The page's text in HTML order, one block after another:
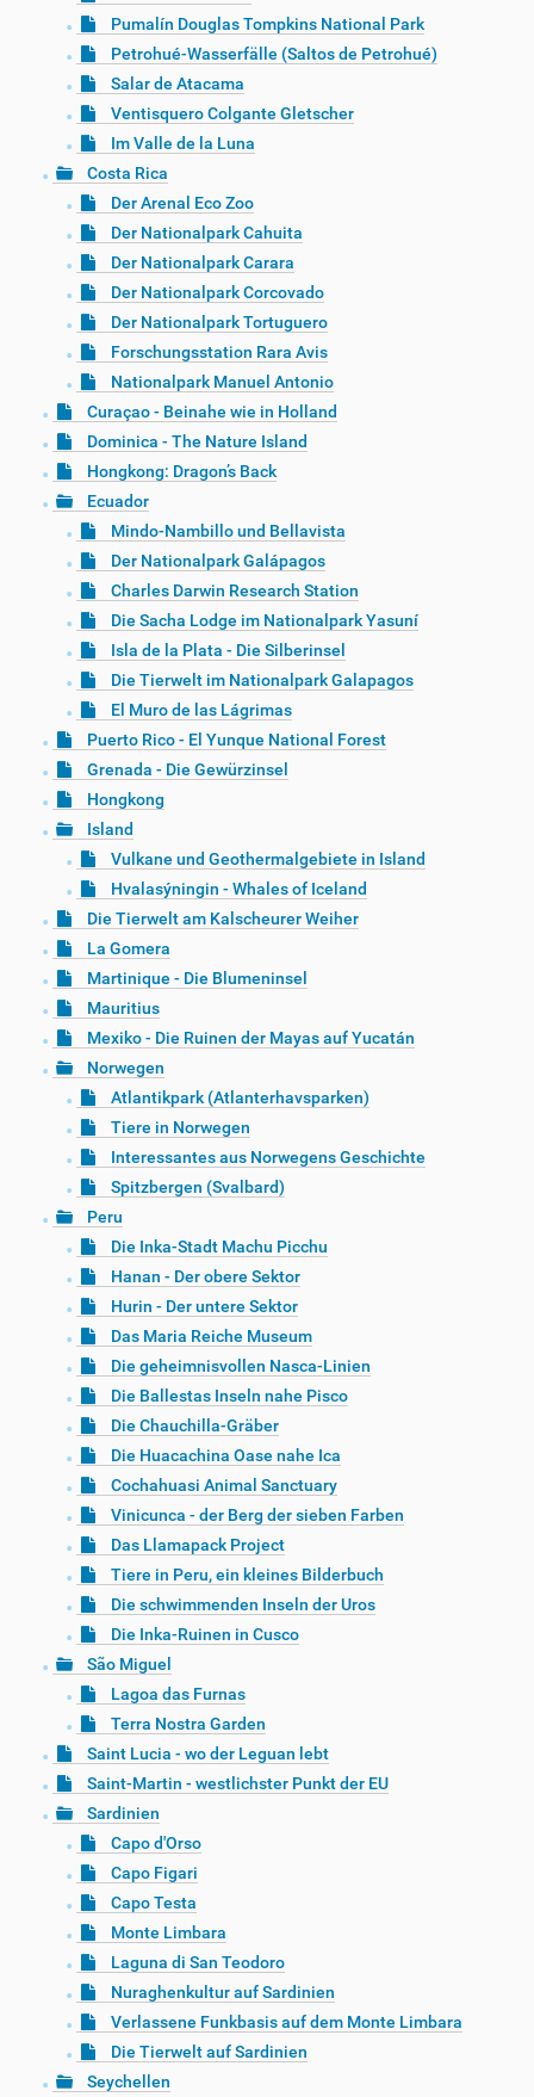
Pumalín Douglas Tompkins National Park
Petrohué-Wasserfälle (Saltos de Petrohué)
Salar de Atacama
Ventisquero Colgante Gletscher
Im Valle de la Luna
Costa Rica
Der Arenal Eco Zoo
Der Nationalpark Cahuita
Der Nationalpark Carara
Der Nationalpark Corcovado
Der Nationalpark Tortuguero
Forschungsstation Rara Avis
Nationalpark Manuel Antonio
Curaçao - Beinahe wie in Holland
Dominica - The Nature Island
Hongkong: Dragon’s Back
Ecuador
Mindo-Nambillo und Bellavista
Der Nationalpark Galápagos
Charles Darwin Research Station
Die Sacha Lodge im Nationalpark Yasuní
Isla de la Plata - Die Silberinsel
Die Tierwelt im Nationalpark Galapagos
El Muro de las Lágrimas
Puerto Rico - El Yunque National Forest
Grenada - Die Gewürzinsel
Hongkong
Island
Vulkane und Geothermalgebiete in Island
Hvalasýningin - Whales of Iceland
Die Tierwelt am Kalscheurer Weiher
La Gomera
Martinique - Die Blumeninsel
Mauritius
Mexiko - Die Ruinen der Mayas auf Yucatán
Norwegen
Atlantikpark (Atlanterhavsparken)
Tiere in Norwegen
Interessantes aus Norwegens Geschichte
Spitzbergen (Svalbard)
Peru
Die Inka-Stadt Machu Picchu
Hanan - Der obere Sektor
Hurin - Der untere Sektor
Das Maria Reiche Museum
Die geheimnisvollen Nasca-Linien
Die Ballestas Inseln nahe Pisco
Die Chauchilla-Gräber
Die Huacachina Oase nahe Ica
Cochahuasi Animal Sanctuary
Vinicunca - der Berg der sieben Farben
Das Llamapack Project
Tiere in Peru, ein kleines Bilderbuch
Die schwimmenden Inseln der Uros
Die Inka-Ruinen in Cusco
São Miguel
Lagoa das Furnas
Terra Nostra Garden
Saint Lucia - wo der Leguan lebt
Saint-Martin - westlichster Punkt der EU
Sardinien
Capo d'Orso
Capo Figari
Capo Testa
Monte Limbara
Laguna di San Teodoro
Nuraghenkultur auf Sardinien
Verlassene Funkbasis auf dem Monte Limbara
Die Tierwelt auf Sardinien
Seychellen